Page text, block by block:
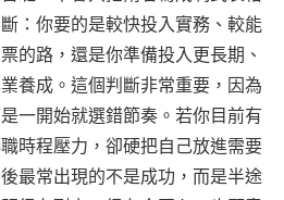
：你要的是較快投入實務、較能
的路，還是你準備投入更長期、
養成。這個判斷非常重要，因為
一開始就選錯節奏。若你目前有
時程壓力，卻硬把自己放進需要
最常出現的不是成功，而是半途